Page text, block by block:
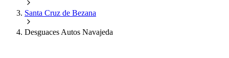
Santa Cruz de Bezana
Desguaces Autos Navajeda